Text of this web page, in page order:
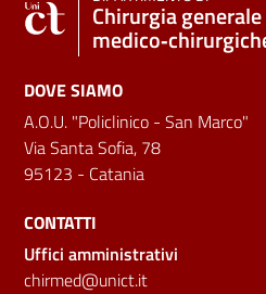
Chirurgia
DOVE SIAMO
A.O.U. "Policlinico - San Marco"
Via Santa Sofia, 78
95123 - Catania
CONTATTI
Uffici amministrativi
chirmed@unict.it